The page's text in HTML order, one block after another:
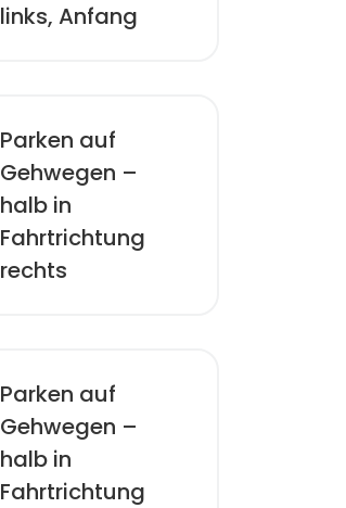
links, Anfang
Parken auf
Gehwegen –
halb in
Fahrtrichtung
rechts
Parken auf
Gehwegen –
halb in
Fahrtrichtung